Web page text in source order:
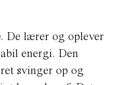
De lærer og oplever
energi. Den
svinger op og